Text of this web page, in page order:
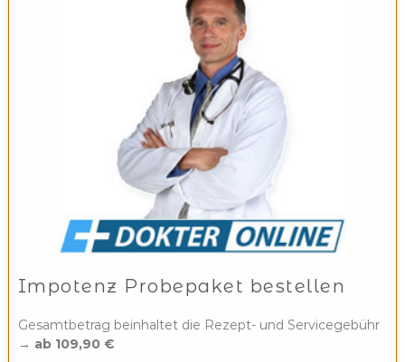
Impotenz Probepaket bestellen
Gesamtbetrag beinhaltet die Rezept- und Servicegebühr
→ ab 109,90 €